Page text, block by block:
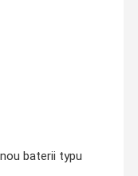
baterii typu